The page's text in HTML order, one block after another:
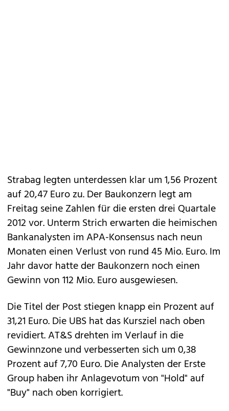
Strabag legten unterdessen klar um 1,56 Prozent
auf 20,47 Euro zu. Der Baukonzern legt am
Freitag seine Zahlen für die ersten drei Quartale
2012 vor. Unterm Strich erwarten die heimischen
Bankanalysten im APA-Konsensus nach neun
Monaten einen Verlust von rund 45 Mio. Euro. Im
Jahr davor hatte der Baukonzern noch einen
Gewinn von 112 Mio. Euro ausgewiesen.
Die Titel der Post stiegen knapp ein Prozent auf
31,21 Euro. Die UBS hat das Kursziel nach oben
revidiert. AT&S drehten im Verlauf in die
Gewinnzone und verbesserten sich um 0,38
Prozent auf 7,70 Euro. Die Analysten der Erste
Group haben ihr Anlagevotum von "Hold" auf
"Buy" nach oben korrigiert.